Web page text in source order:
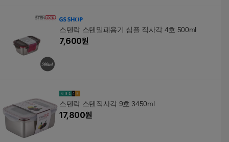
스텐락 스텐밀폐용기 심플 직사각 4호 500ml
7,600원
스텐락 스텐직사각 9호 3450ml
17,800원